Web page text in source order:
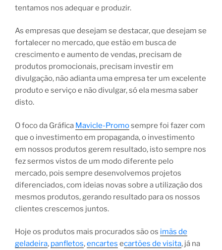
tentamos nos adequar e produzir.
As empresas que desejam se destacar, que desejam se
fortalecer no mercado, que estão em busca de
crescimento e aumento de vendas, precisam de
produtos promocionais, precisam investir em
divulgação, não adianta uma empresa ter um excelente
produto e serviço e não divulgar, só ela mesma saber
disto.
O foco da Gráfica Mavicle-Promosempre foi fazer com
que o investimento em propaganda, o investimento
em nossos produtos gerem resultado, isto sempre nos
fez sermos vistos de um modo diferente pelo
mercado, pois sempre desenvolvemos projetos
diferenciados, com ideias novas sobre a utilização dos
mesmos produtos, gerando resultado para os nossos
clientes crescemos juntos.
Hoje os produtos mais procurados são os imãs de
geladeira, panfletos,encartes ecartões de visita, já na